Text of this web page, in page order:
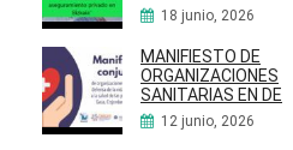
18 junio, 2026
MANIFIESTO DE
ORGANIZACIONES
SANITARIAS EN DE
12 junio, 2026